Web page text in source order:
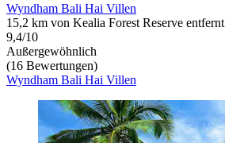
Wyndham Bali Hai Villen
15,2 km von Kealia Forest Reserve entfernt
9,4/10
Außergewöhnlich
(16 Bewertungen)
Wyndham Bali Hai Villen